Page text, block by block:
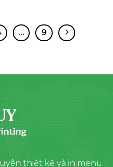
… 9
thiết kế và in menu